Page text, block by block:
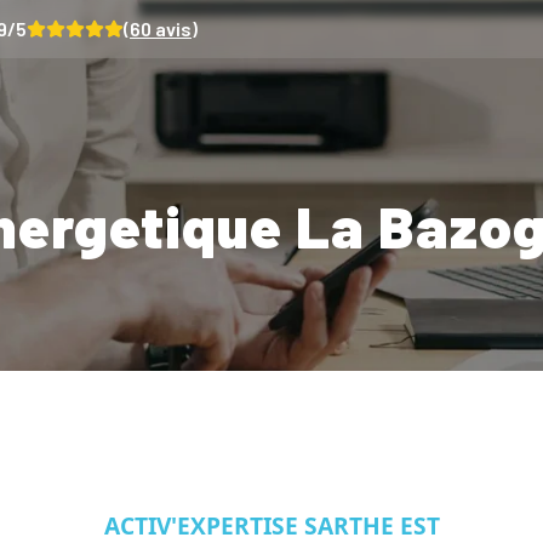
/5 (60 avis)
La
ACTIV'EXPERTISE SARTHE EST